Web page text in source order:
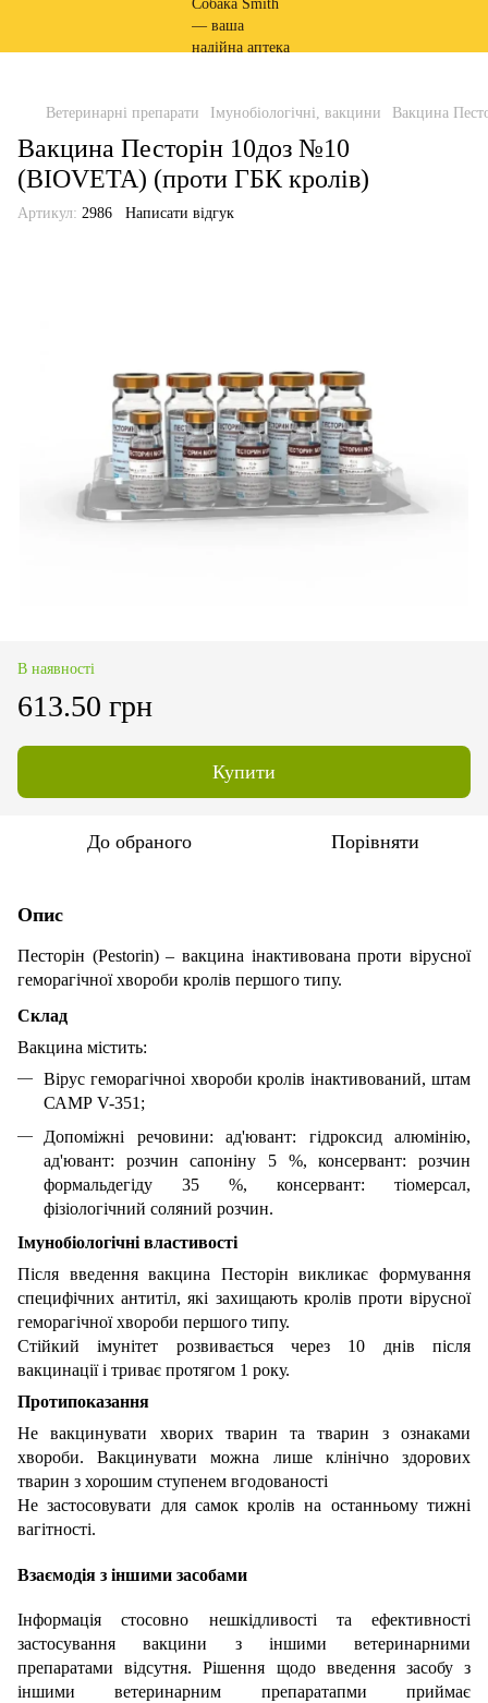
Ветеринарні препарати Імунобіологічні, вакцини Вакцина
Вакцина Песторін 10доз №10
(BIOVETA) (проти ГБК кролів)
Артикул: 2986 Написати відгук
В наявності
613.50 грн
Купити
До обраного Порівняти
Опис
Песторiн (Pestorin) – вакцина iнактивована проти вipycнoї
геморагiчної хвороби кролiв першого типу.
Склад
Вакцина містить:
Bipyc геморагiчноi хвороби кролiв iнактивований, штам
САМР V-351;
Допомiжнi речовини: ад'ювант: гiдроксид алюмінію,
ад'ювант: розчин сапонiну 5 %, консервант: розчин
формальдегiду 35 %, консервант: тiомерсал,
фiзiологiчний соляний розчин.
Iмунобiологiчнi властивостi
Пiсля введення вакцина Песторін викликає формування
специфiчних антитiл, якi захищають кролiв проти вipycнoї
геморагiчної хвороби першого типу.
Стiйкий імунітет розвивається через 10 днiв пiсля
вакцинацiї i триває протягом 1 року.
Протипоказання
Не вакцинувати хворих тварин та тварин з ознаками
хвороби. Вакцинувати можна лише клiнiчно здорових
тварин з хорошим ступенем вгодованостi
Не застосовувати для caмoк кролiв на останньому тижнi
вагiтностi.
Взаємодiя з iншими засобами
Iнформацiя стосовно нешкiдливостi та ефективностi
застосування вакцини з iншими ветеринарними
препаратами вiдсутня. Рiшення щодо введення засобу з
iншими ветеринарним препаратапми приймає